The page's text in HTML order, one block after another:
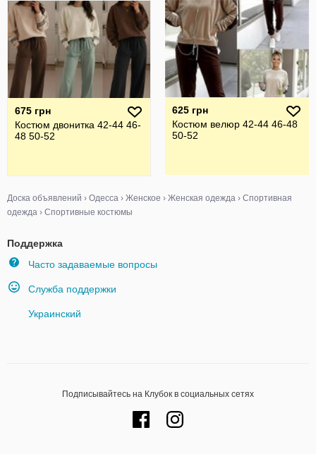
675 грн
Костюм двонитка 42-44 46-
48 50-52
625 грн
Костюм велюр 42-44 46-48
50-52
Доска объявлений › Одесса › Женское › Женская одежда › Спортивная
одежда › Спортивные костюмы
Поддержка
Часто задаваемые вопросы
Служба поддержки
Украинский
Подписывайтесь на Клубок в социальных сетях